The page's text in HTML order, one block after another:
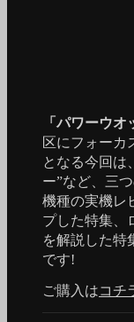
「パワーウ
区にフォーカ
となる今回は
ー”など、三
機種の実機レ
プした特集、
を解説した特
です!
ご購入はコチ